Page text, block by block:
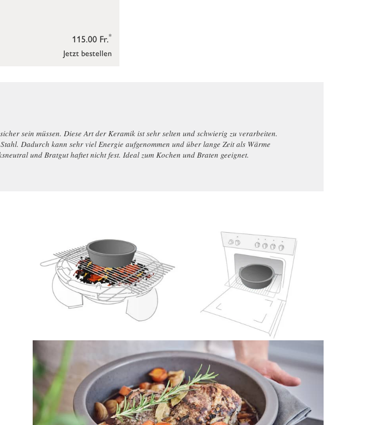
Jetzt bestellen
115.00 Fr.*
sein müssen. Diese Art der Keramik ist sehr selten und schwierig zu verarbeiten.
Dadurch kann sehr viel Energie aufgenommen und über lange Zeit als Wärme
und Bratgut haftet nicht fest. Ideal zum Kochen und Braten geeignet.